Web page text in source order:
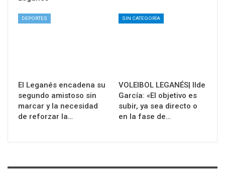
DEPORTES
El Leganés encadena su
segundo amistoso sin
marcar y la necesidad
de reforzar la…
SIN CATEGORÍA
VOLEIBOL LEGANÉS| Ilde
García: «El objetivo es
subir, ya sea directo o
en la fase de…